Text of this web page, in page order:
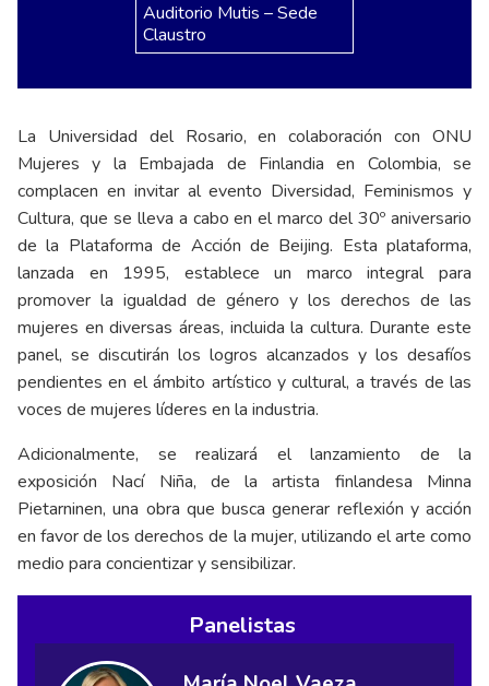
Auditorio Mutis – Sede
Claustro
La Universidad del Rosario, en colaboración con ONU
Mujeres y la Embajada de Finlandia en Colombia, se
complacen en invitar al evento Diversidad, Feminismos y
Cultura, que se lleva a cabo en el marco del 30º aniversario
de la Plataforma de Acción de Beijing. Esta plataforma,
lanzada en 1995, establece un marco integral para
promover la igualdad de género y los derechos de las
mujeres en diversas áreas, incluida la cultura. Durante este
panel, se discutirán los logros alcanzados y los desafíos
pendientes en el ámbito artístico y cultural, a través de las
voces de mujeres líderes en la industria.
Adicionalmente, se realizará el lanzamiento de la
exposición Nací Niña, de la artista finlandesa Minna
Pietarninen, una obra que busca generar reflexión y acción
en favor de los derechos de la mujer, utilizando el arte como
medio para concientizar y sensibilizar.
Panelistas